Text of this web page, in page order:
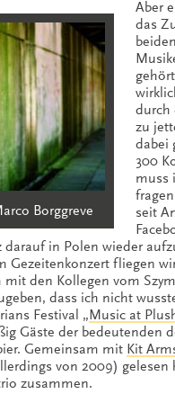
Borggreve
Aber
das
durch
zu
dabei
300
muss
seit
in Polen wieder
Gezeitenkonzert fliegen
den Kollegen vom
dass ich nicht
Festival „ Music at
Gäste der bedeutenden
Gemeinsam mit Kit
von 2009) gelesen
zusammen.